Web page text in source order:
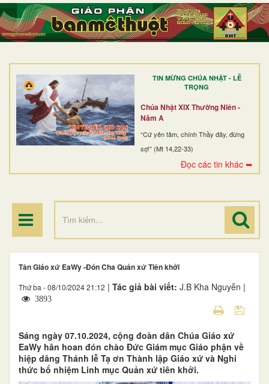
TIN MỪNG CHÚA NHẬT - LỄ
TRỌNG
Chúa Nhật XIX Thường Niên -
Năm A
“Cứ yên tâm, chính Thầy đây, đừng
sợ!” (Mt 14,22-33)
Đọc các tin khác ➥
TRANG NHẤT
GIỚI THIỆU
DÒNG TU
BAN MỤC VỤ
ĐOÀN THỂ CG
ĐIỂM HÀNH HƯƠNG
Tân Giáo xứ EaWy -Đón Cha Quản xứ Tiên khởi
Thứ ba - 08/10/2024 21:12 | Tác giả bài viết: J.B Kha Nguyễn |
3893
Sáng ngày 07.10.2024, cộng đoàn dân Chúa Giáo xứ
EaWy hân hoan đón chào Đức Giám mục Giáo phận về
hiệp dâng Thánh lễ Tạ ơn Thành lập Giáo xứ và Nghi
thức bổ nhiệm Linh mục Quản xứ tiên khởi.